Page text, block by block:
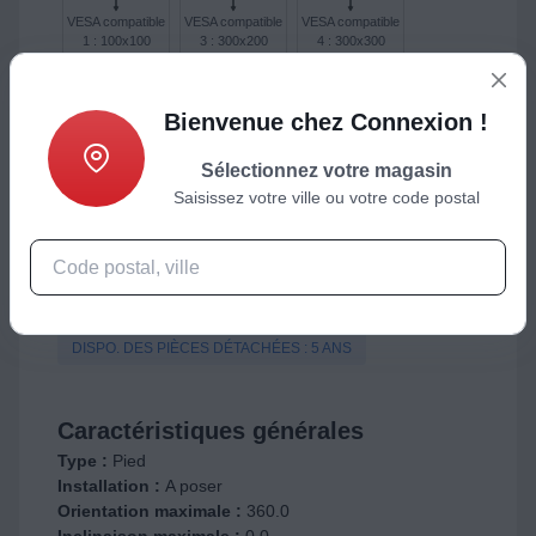
VESA compatible
1 : 100x100
VESA compatible
3 : 300x200
VESA compatible
4 : 300x300
VESA compatible
5 : 400x300
6 : 400x400
VESA compatible
2 : 200x200
DISPO. DES PIÈCES DÉTACHÉES : 5 ANS
Caractéristiques générales
Type : Pied
Installation : A poser
Orientation maximale : 360.0
Bienvenue chez Connexion !
Sélectionnez votre magasin
Saisissez votre ville ou votre code postal